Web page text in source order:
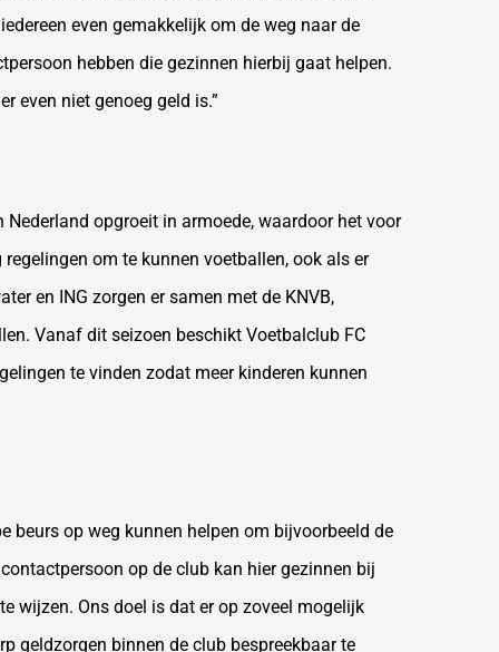
even gemakkelijk om de weg naar de
hebben die gezinnen hierbij gaat helpen.
even niet genoeg geld is.”
opgroeit in armoede, waardoor het voor
om te kunnen voetballen, ook als er
en ING zorgen er samen met de KNVB,
Vanaf dit seizoen beschikt Voetbalclub FC
te vinden zodat meer kinderen kunnen
beurs op weg kunnen helpen om bijvoorbeeld de
op de club kan hier gezinnen bij
wijzen. Ons doel is dat er op zoveel mogelijk
geldzorgen binnen de club bespreekbaar te